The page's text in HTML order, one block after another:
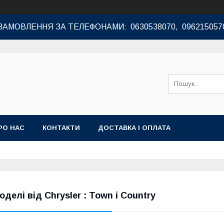
ЗА ТЕЛЕФОНАМИ: 0630538070,
НАС КОНТАКТИ ДОСТАВКА І ОПЛАТА
від Chrysler : Town і Country